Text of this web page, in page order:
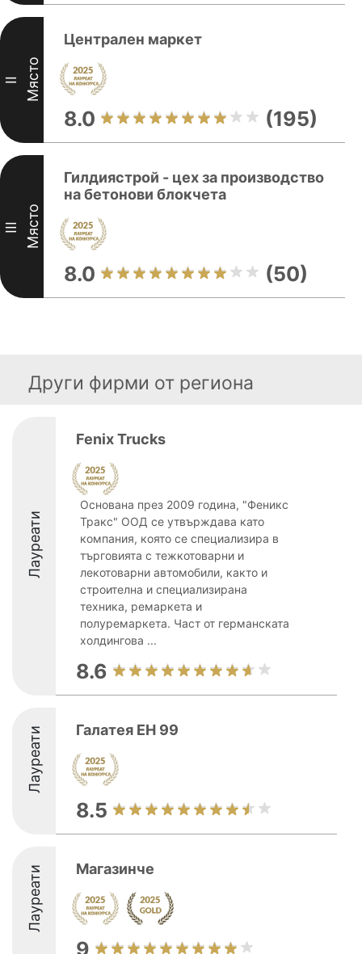
II Място
Централен маркет
8.0 (195)
III Място
Гилдиястрой - цех за производство
на бетонови блокчета
8.0 (50)
Други фирми от региона
Лауреати
Fenix Trucks
Основана през 2009 година, "Феникс
Тракс" ООД се утвърждава като
компания, която се специализира в
търговията с тежкотоварни и
лекотоварни автомобили, както и
строителна и специализирана
техника, ремаркета и
полуремаркета. Част от германската
холдингова ...
8.6
Лауреати Галатея ЕН 99
8.5
Лауреати Магазинче
9